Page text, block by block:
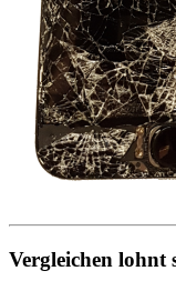
Vergleichen lohnt